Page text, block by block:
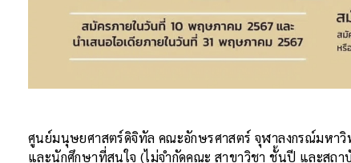
ศูนย์มนุษยศาสตร์ดิจิทัล คณะอักษรศาสตร์ จุฬาลงกรณ์มหา
และนักศึกษาที่สนใจ (ไม่จำกัดคณะ สาขาวิชา ชั้นปี และสถ